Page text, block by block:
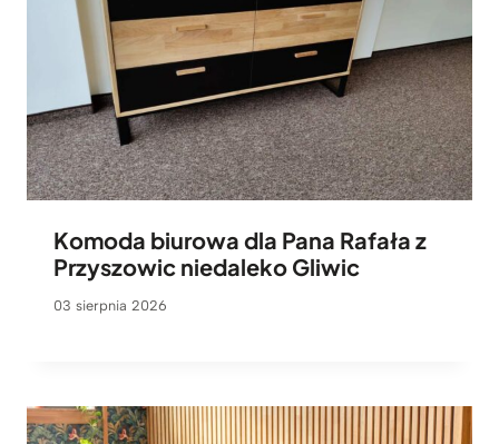
Komoda biurowa dla Pana Rafała z
Przyszowic niedaleko Gliwic
03 sierpnia 2026